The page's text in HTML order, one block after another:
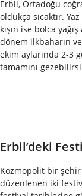
Erbil, Ortadoğu
oldukça sıcaktır.
kışın ise bolca
dönem ilkbaharın
ekim aylarında 2-3
tamamını
Erbil’deki
Kozmopolit bir şehir
düzenlenen iki